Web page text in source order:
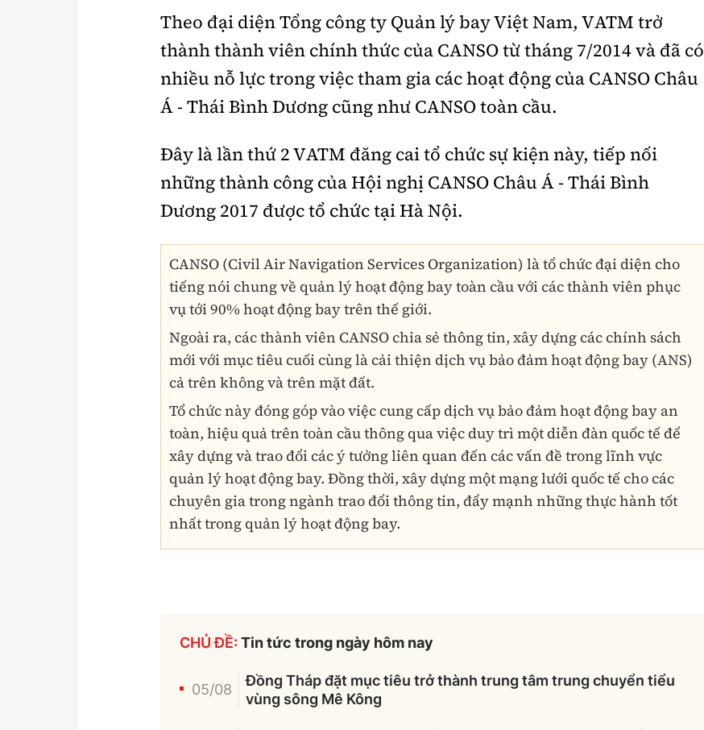
Theo đại diện Tổng công ty Quản lý bay Việt Nam, VATM trở
thành thành viên chính thức của CANSO từ tháng 7/2014 và đã có
nhiều nỗ lực trong việc tham gia các hoạt động của CANSO Châu
Á - Thái Bình Dương cũng như CANSO toàn cầu.
Đây là lần thứ 2 VATM đăng cai tổ chức sự kiện này, tiếp nối
những thành công của Hội nghị CANSO Châu Á - Thái Bình
Dương 2017 được tổ chức tại Hà Nội.
CANSO (Civil Air Navigation Services Organization) là tổ chức đại diện cho
tiếng nói chung về quản lý hoạt động bay toàn cầu với các thành viên phục
vụ tới 90% hoạt động bay trên thế giới.
Ngoài ra, các thành viên CANSO chia sẻ thông tin, xây dựng các chính sách
mới với mục tiêu cuối cùng là cải thiện dịch vụ bảo đảm hoạt động bay (ANS)
cả trên không và trên mặt đất.
Tổ chức này đóng góp vào việc cung cấp dịch vụ bảo đảm hoạt động bay an
toàn, hiệu quả trên toàn cầu thông qua việc duy trì một diễn đàn quốc tế để
xây dựng và trao đổi các ý tưởng liên quan đến các vấn đề trong lĩnh vực
quản lý hoạt động bay. Đồng thời, xây dựng một mạng lưới quốc tế cho các
chuyên gia trong ngành trao đổi thông tin, đẩy mạnh những thực hành tốt
nhất trong quản lý hoạt động bay.
CHỦ ĐỀ: Tin tức trong ngày hôm nay
05/08
Đồng Tháp đặt mục tiêu trở thành trung tâm trung chuyển tiểu
vùng sông Mê Kông